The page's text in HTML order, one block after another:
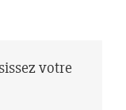
votre